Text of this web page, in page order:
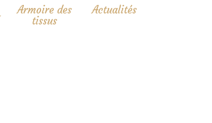
Armoire des
tissus
Actualités